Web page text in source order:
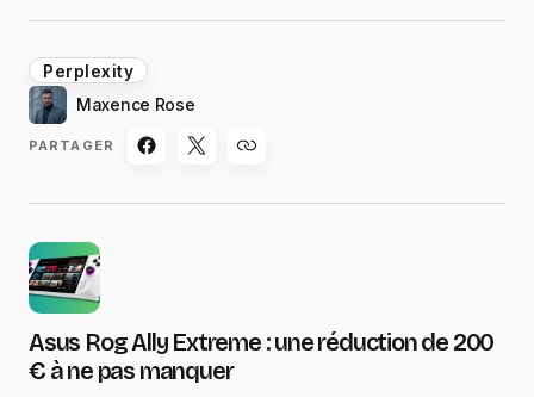
Perplexity
Maxence Rose
PARTAGER
Asus Rog Ally Extreme : une réduction de 200
€ à ne pas manquer